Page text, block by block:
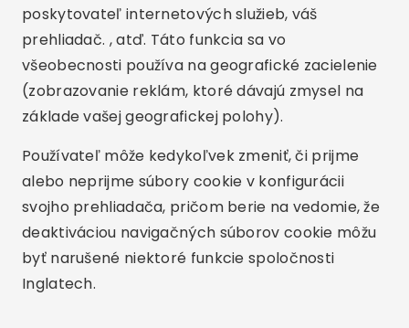
poskytovateľ internetových služieb, váš
prehliadač. , atď. Táto funkcia sa vo
všeobecnosti používa na geografické zacielenie
(zobrazovanie reklám, ktoré dávajú zmysel na
základe vašej geografickej polohy).
Používateľ môže kedykoľvek zmeniť, či prijme
alebo neprijme súbory cookie v konfigurácii
svojho prehliadača, pričom berie na vedomie, že
deaktiváciou navigačných súborov cookie môžu
byť narušené niektoré funkcie spoločnosti
Inglatech.